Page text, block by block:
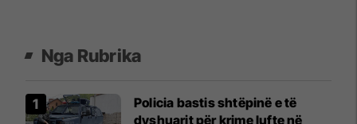
Nga Rubrika
Policia bastis shtëpinë e të
dyshuarit për krime lufte në